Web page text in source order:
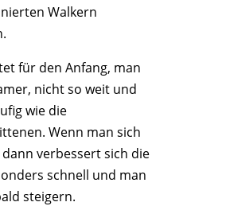
Walkern
für den Anfang, man
nicht so weit und
wie die
Wenn man sich
verbessert sich die
schnell und man
steigern.